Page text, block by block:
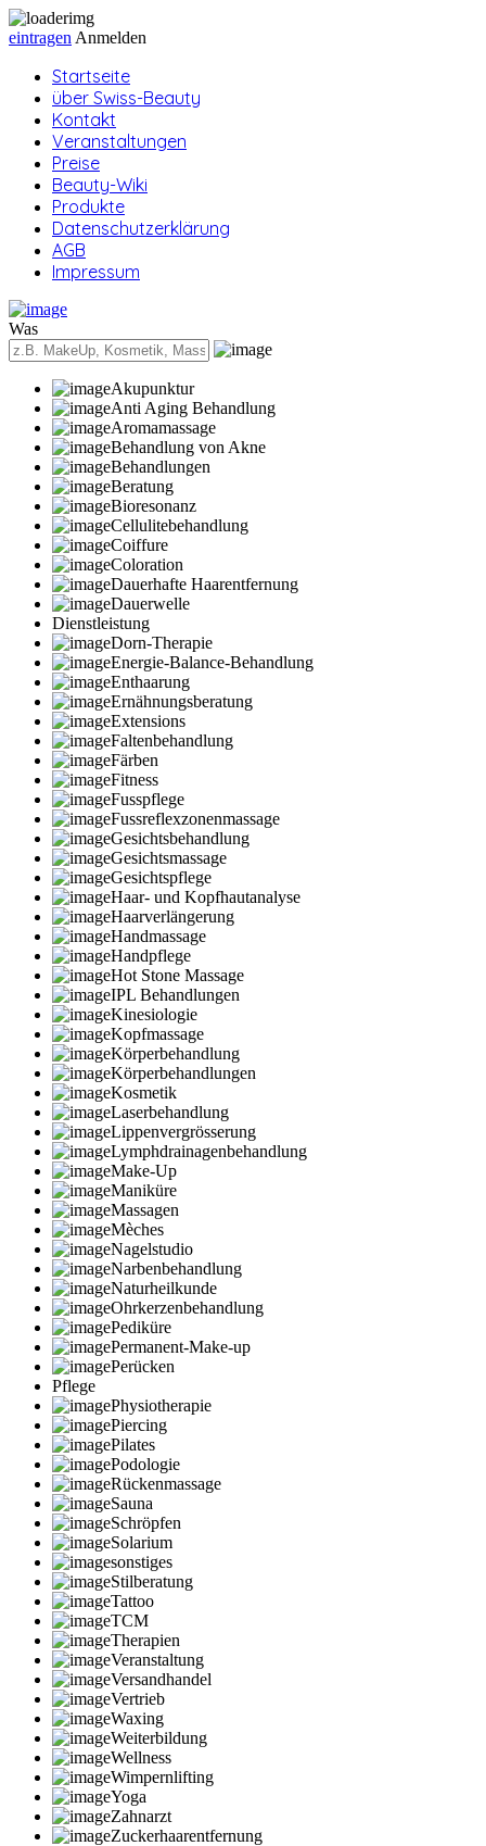
eintragen Anmelden
Startseite
über Swiss-Beauty
Kontakt
Veranstaltungen
Preise
Beauty-Wiki
Produkte
Datenschutzerklärung
AGB
Impressum
Was
Akupunktur
Anti Aging Behandlung
Aromamassage
Behandlung von Akne
Behandlungen
Beratung
Bioresonanz
Cellulitebehandlung
Coiffure
Coloration
Dauerhafte Haarentfernung
Dauerwelle
Dienstleistung
Dorn-Therapie
Energie-Balance-Behandlung
Enthaarung
Ernähnungsberatung
Extensions
Faltenbehandlung
Färben
Fitness
Fusspflege
Fussreflexzonenmassage
Gesichtsbehandlung
Gesichtsmassage
Gesichtspflege
Haar- und Kopfhautanalyse
Haarverlängerung
Handmassage
Handpflege
Hot Stone Massage
IPL Behandlungen
Kinesiologie
Kopfmassage
Körperbehandlung
Körperbehandlungen
Kosmetik
Laserbehandlung
Lippenvergrösserung
Lymphdrainagenbehandlung
Make-Up
Maniküre
Massagen
Mèches
Nagelstudio
Narbenbehandlung
Naturheilkunde
Ohrkerzenbehandlung
Pediküre
Permanent-Make-up
Perücken
Pflege
Physiotherapie
Piercing
Pilates
Podologie
Rückenmassage
Sauna
Schröpfen
Solarium
sonstiges
Stilberatung
Tattoo
TCM
Therapien
Veranstaltung
Versandhandel
Vertrieb
Waxing
Weiterbildung
Wellness
Wimpernlifting
Yoga
Zahnarzt
Zuckerhaarentfernung